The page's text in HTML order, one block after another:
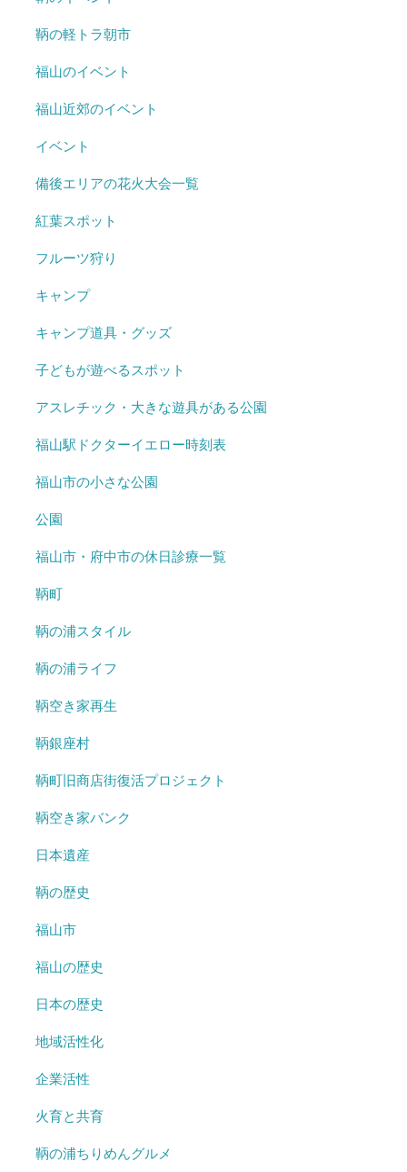
鞆の軽トラ朝市
福山のイベント
福山近郊のイベント
イベント
備後エリアの花火大会一覧
紅葉スポット
フルーツ狩り
キャンプ
キャンプ道具・グッズ
子どもが遊べるスポット
アスレチック・大きな遊具がある公園
福山駅ドクターイエロー時刻表
福山市の小さな公園
公園
福山市・府中市の休日診療一覧
鞆町
鞆の浦スタイル
鞆の浦ライフ
鞆空き家再生
鞆銀座村
鞆町旧商店街復活プロジェクト
鞆空き家バンク
日本遺産
鞆の歴史
福山市
福山の歴史
日本の歴史
地域活性化
企業活性
火育と共育
鞆の浦ちりめんグルメ